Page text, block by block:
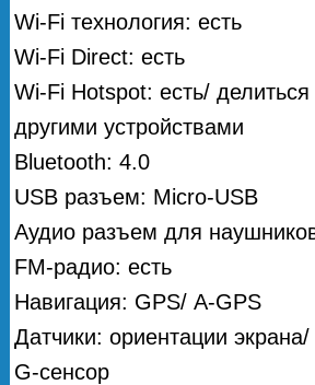
Wi-Fi технология: есть
Wi-Fi Direct: есть
Wi-Fi Hotspot: есть/
другими устройствами
Bluetooth: 4.0
USB разъем: Micro-USB
Аудио разъем для
FM-радио: есть
Навигация: GPS/ А-GPS
Датчики: ориентации
G-сенсор